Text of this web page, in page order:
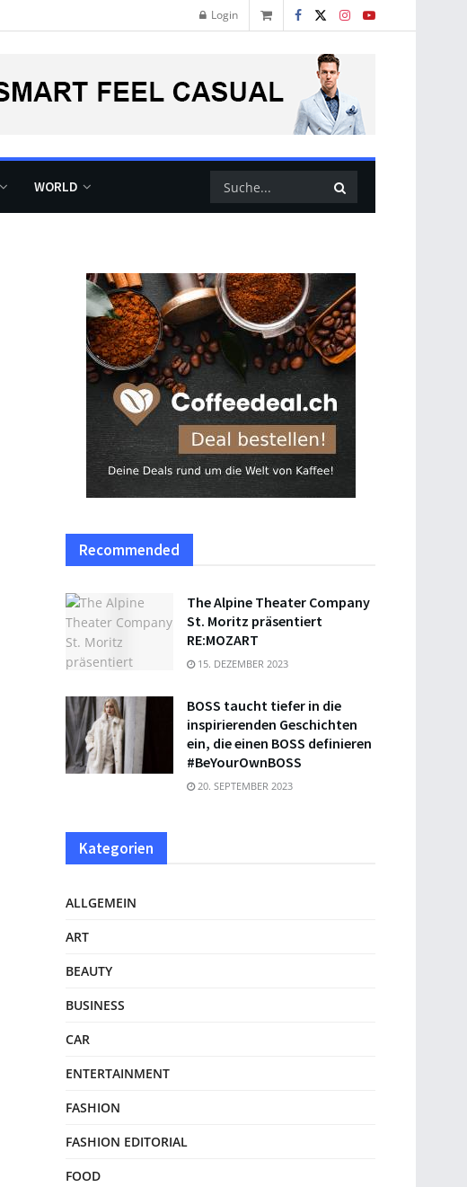
Login
WORLD
Recommended
The Alpine Theater Company
St. Moritz präsentiert
RE:MOZART
15. DEZEMBER 2023
BOSS taucht tiefer in die
inspirierenden Geschichten
ein, die einen BOSS definieren
#BeYourOwnBOSS
20. SEPTEMBER 2023
Kategorien
ALLGEMEIN
ART
BEAUTY
BUSINESS
CAR
ENTERTAINMENT
FASHION
FASHION EDITORIAL
FOOD